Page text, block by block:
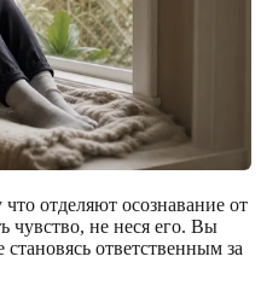
отделяют осознавание от
чувство, не неся его. Вы
становясь ответственным за